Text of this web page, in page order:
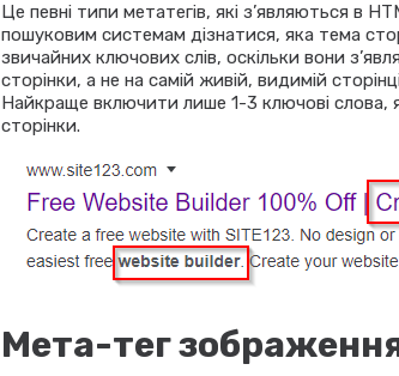
Це певні типи метатегів, які з’являються в
пошуковим системам дізнатися, яка тема
звичайних ключових слів, оскільки вони
сторінки, а не на самій живій, видимій
Найкраще включити лише 1-3 ключові слова,
сторінки.
Мета-тег